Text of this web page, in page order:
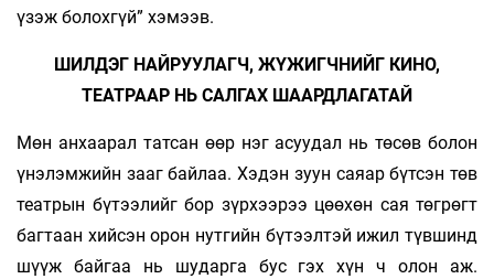
үзэж болохгүй” хэмээв.
ШИЛДЭГ НАЙРУУЛАГЧ, ЖҮЖИГЧНИЙГ КИНО,
ТЕАТРААР НЬ САЛГАХ ШААРДЛАГАТАЙ
Мөн анхаарал татсан өөр нэг асуудал нь төсөв болон
үнэлэмжийн зааг байлаа. Хэдэн зуун саяар бүтсэн төв
театрын бүтээлийг бор зүрхээрээ цөөхөн сая төгрөгт
багтаан хийсэн орон нутгийн бүтээлтэй ижил түвшинд
шүүж байгаа нь шударга бус гэх хүн ч олон аж.